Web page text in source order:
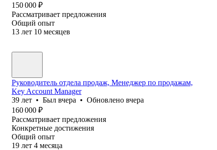
150 000 ₽
Рассматривает предложения
Общий опыт
13 лет 10 месяцев
Руководитель отдела продаж, Менеджер по продажам,
Key Account Manager
39 лет • Был вчера • Обновлено вчера
160 000 ₽
Рассматривает предложения
Конкретные достижения
Общий опыт
19 лет 4 месяца